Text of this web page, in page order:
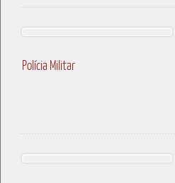
Polícia Militar